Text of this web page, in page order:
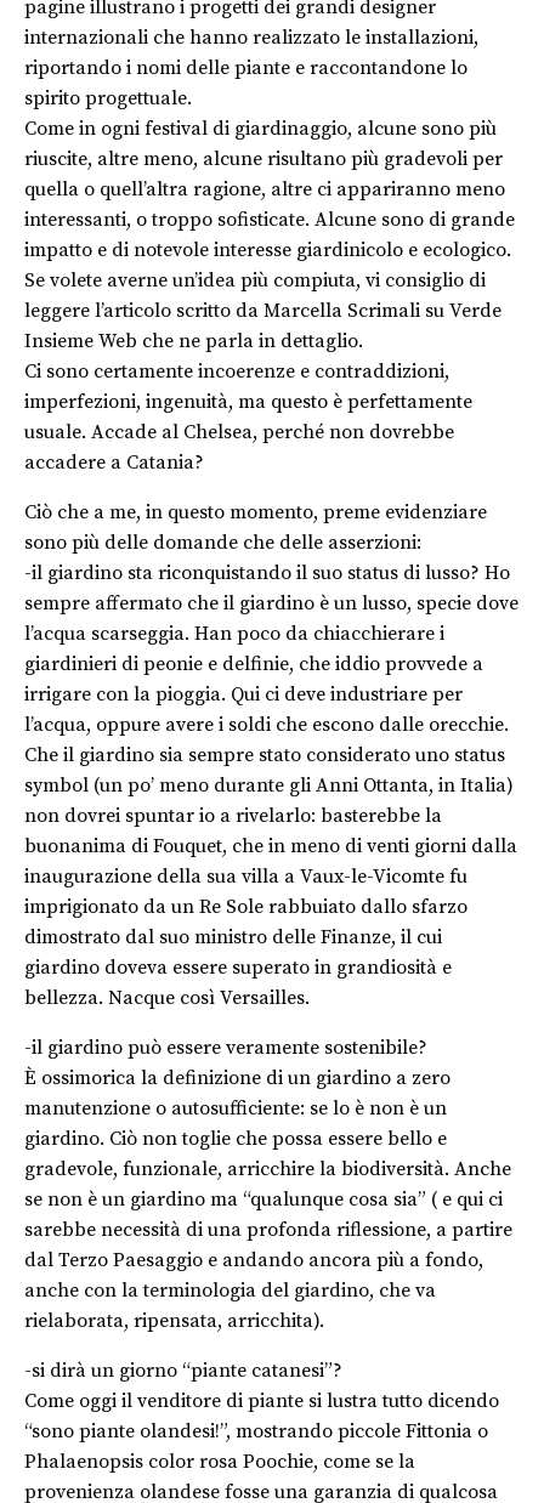
pagine illustrano i progetti dei grandi designer
internazionali che hanno realizzato le installazioni,
riportando i nomi delle piante e raccontandone lo
spirito progettuale.
Come in ogni festival di giardinaggio, alcune sono più
riuscite, altre meno, alcune risultano più gradevoli per
quella o quell’altra ragione, altre ci appariranno meno
interessanti, o troppo sofisticate. Alcune sono di grande
impatto e di notevole interesse giardinicolo e ecologico.
Se volete averne un’idea più compiuta, vi consiglio di
leggere l’articolo scritto da Marcella Scrimali su Verde
Insieme Web che ne parla in dettaglio.
Ci sono certamente incoerenze e contraddizioni,
imperfezioni, ingenuità, ma questo è perfettamente
usuale. Accade al Chelsea, perché non dovrebbe
accadere a Catania?
Ciò che a me, in questo momento, preme evidenziare
sono più delle domande che delle asserzioni:
-il giardino sta riconquistando il suo status di lusso? Ho
sempre affermato che il giardino è un lusso, specie dove
l’acqua scarseggia. Han poco da chiacchierare i
giardinieri di peonie e delfinie, che iddio provvede a
irrigare con la pioggia. Qui ci deve industriare per
l’acqua, oppure avere i soldi che escono dalle orecchie.
Che il giardino sia sempre stato considerato uno status
symbol (un po’ meno durante gli Anni Ottanta, in Italia)
non dovrei spuntar io a rivelarlo: basterebbe la
buonanima di Fouquet, che in meno di venti giorni dalla
inaugurazione della sua villa a Vaux-le-Vicomte fu
imprigionato da un Re Sole rabbuiato dallo sfarzo
dimostrato dal suo ministro delle Finanze, il cui
giardino doveva essere superato in grandiosità e
bellezza. Nacque così Versailles.
-il giardino può essere veramente sostenibile?
È ossimorica la definizione di un giardino a zero
manutenzione o autosufficiente: se lo è non è un
giardino. Ciò non toglie che possa essere bello e
gradevole, funzionale, arricchire la biodiversità. Anche
se non è un giardino ma “qualunque cosa sia” ( e qui ci
sarebbe necessità di una profonda riflessione, a partire
dal Terzo Paesaggio e andando ancora più a fondo,
anche con la terminologia del giardino, che va
rielaborata, ripensata, arricchita).
-si dirà un giorno “piante catanesi”?
Come oggi il venditore di piante si lustra tutto dicendo
“sono piante olandesi!”, mostrando piccole Fittonia o
Phalaenopsis color rosa Poochie, come se la
provenienza olandese fosse una garanzia di qualcosa